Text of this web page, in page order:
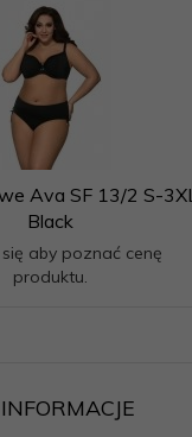
Ava SF 13/2 S-
Black
aby poznać cenę
produktu.
INFORMACJE